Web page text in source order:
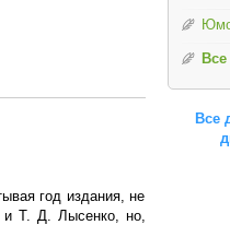
год издания, не
и Т. Д. Лысенко, но,
Все